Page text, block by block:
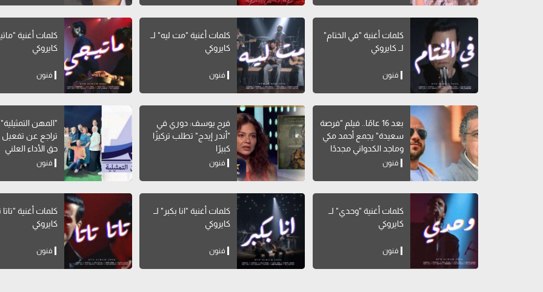
كلمات أغنية "في الختام"
لــ كايروكي
فنون
كلمات أغنية "مت ليه" لــ
كايروكي
فنون
كلمات أغنية
كايروكي
فنون
بعد 16 عامًا.. فيلم "فرصة
سعيدة" يجمع أحمد مكي
وماجد الكدواني مجددًا
فنون
فرح يوسف: دوري في
"أندر إيدج" تطلب تركيزًا
كبيرًا
فنون
"المهن
تراجع عن تفعيل
حق الأداء العلني
فنون
كلمات أغنية "وحدي" لــ
كايروكي
فنون
كلمات أغنية "انا بكبر" لــ
كايروكي
فنون
كلمات أغنية "تاتا
كايروكي
فنون